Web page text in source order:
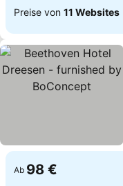
Preise von 11 Websites
Ab 98 €